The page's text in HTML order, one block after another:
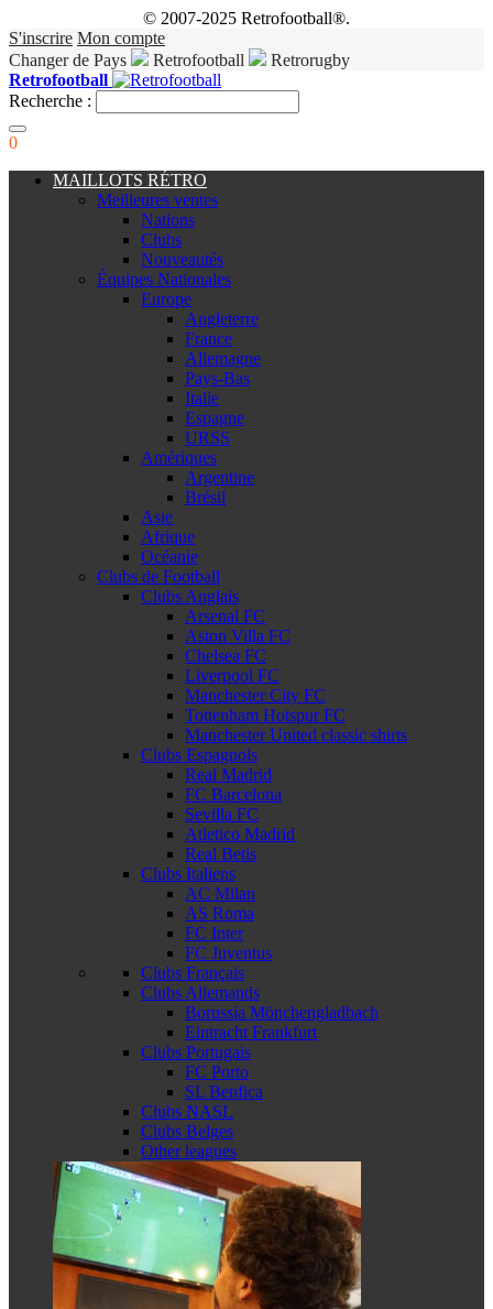
© 2007-2025 Retrofootball®.
S'inscrire Mon compte
Changer de Pays
Retrofootball
Retrorugby
Retrofootball
Recherche :
0
MAILLOTS RÉTRO
Meilleures ventes
Nations
Clubs
Nouveautés
Équipes Nationales
Europe
Angleterre
France
Allemagne
Pays-Bas
Italie
Espagne
URSS
Amériques
Argentine
Brésil
Asie
Afrique
Océanie
Clubs de Football
Clubs Anglais
Arsenal FC
Aston Villa FC
Chelsea FC
Liverpool FC
Manchester City FC
Tottenham Hotspur FC
Manchester United classic shirts
Clubs Espagnols
Real Madrid
FC Barcelona
Sevilla FC
Atletico Madrid
Real Betis
Clubs Italiens
AC Milan
AS Roma
FC Inter
FC Juventus
Clubs Français
Clubs Allemands
Borussia Mönchengladbach
Eintracht Frankfurt
Clubs Portugais
FC Porto
SL Benfica
Clubs NASL
Clubs Belges
Other leagues